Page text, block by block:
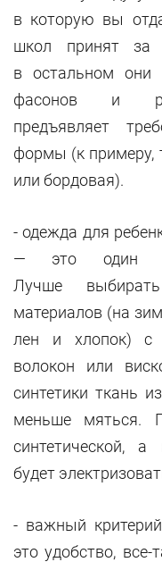
в которую вы
школ принят за
в остальном они
фасонов и
предъявляет
формы (к примеру,
или бордовая).
- одежда для
— это один
Лучше
материалов (на
лен и хлопок) с
волокон или
синтетики ткань
меньше мяться.
синтетической,
будет
- важный
это удобство, все-